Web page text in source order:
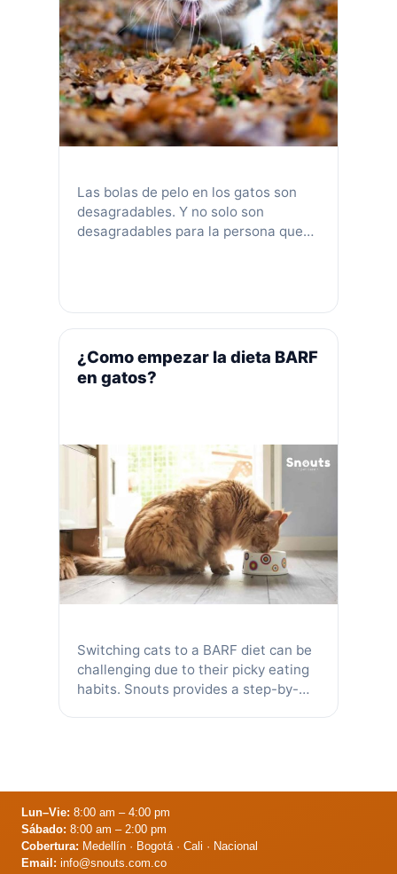
Las bolas de pelo en los gatos son
desagradables. Y no solo son
desagradables para la persona que
en su mascota. Como es bien sabido,
los gatos se asean solos lo que
ocasiona que se genere este
inconveniente, entonces, ¿cómo …
Leer más
¿Como empezar la dieta BARF
en gatos?
Switching cats to a BARF diet can be
challenging due to their picky eating
habits. Snouts provides a step-by-
adapt in seconds, others take up to a
year. Patience is essential. Start by
moving from dry food to canned and
then to raw, with a focus on quality
Lun–Vie: 8:00 am – 4:00 pm
Sábado: 8:00 am – 2:00 pm
Cobertura: Medellín · Bogotá · Cali · Nacional
Email: info@snouts.com.co